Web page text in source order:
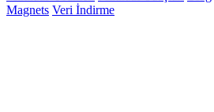
Magnets Veri İndirme